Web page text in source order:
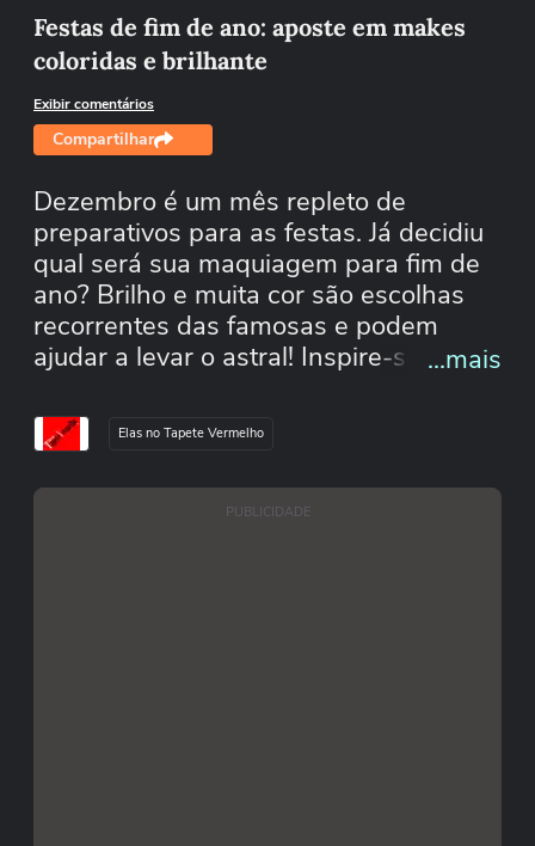
Festas de fim de ano: aposte em makes
coloridas e brilhante
Exibir comentários
Compartilhar
Dezembro é um mês repleto de
preparativos para as festas. Já decidiu
qual será sua maquiagem para fim de
ano? Brilho e muita cor são escolhas
recorrentes das famosas e podem
ajudar a levar o astral! Inspire-se nas
Poeta, Maisa, Preta Gil, Claudia Leitte e
Marina Ruy Barbosa:
...mais
Elas no Tapete Vermelho
PUBLICIDADE